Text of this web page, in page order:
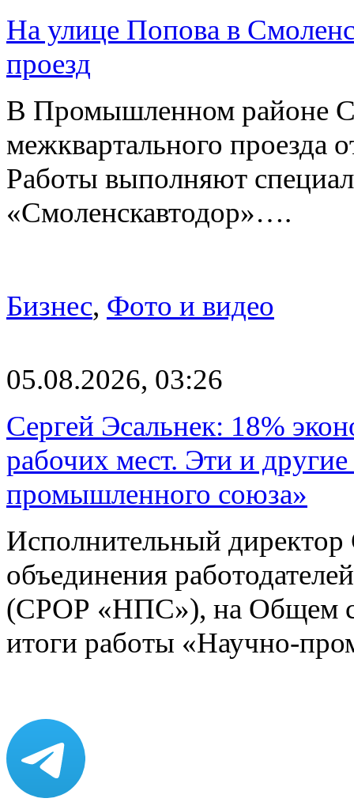
На улице Попова в
проезд
В Промышленном районе
межквартального
Работы выполняют
«Смоленскавтодор»….
Бизнес, Фото и видео
05.08.2026, 03:26
Сергей Эсальнек: 18%
рабочих мест. Эти и
промышленного союза»
Исполнительный директор
объединения
(СРОР «НПС»), на Общем
итоги работы «Научно-